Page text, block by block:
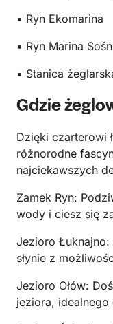
• Ryn Ekomarina
• Ryn Marina
• Stanica
Gdzie
Dzięki czarterowi
różnorodne
najciekawszych
Zamek Ryn:
wody i ciesz się
Jezioro
słynie z
Jezioro Ołów:
jeziora, idealnego